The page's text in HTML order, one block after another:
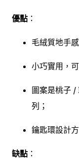
優點 ：
毛絨質地手
小巧實用，
圖案是桃子 /
列；
鑰匙環設計
缺點 ：